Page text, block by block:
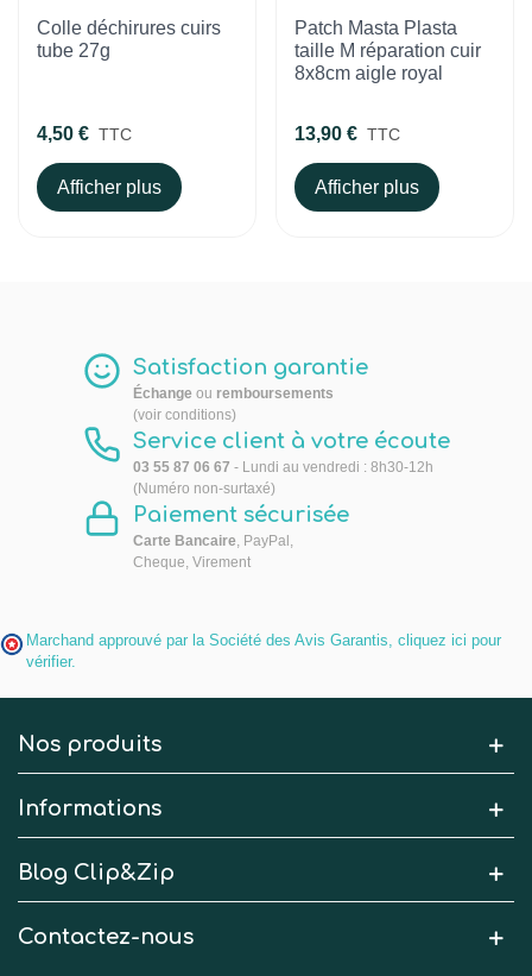
Colle déchirures cuirs
tube 27g
4,50 € TTC
Afficher plus
Patch Masta Plasta
taille M réparation cuir
8x8cm aigle royal
13,90 € TTC
Afficher plus
Satisfaction garantie
Échange ou remboursements
(voir conditions)
Service client à votre écoute
03 55 87 06 67 - Lundi au vendredi : 8h30-12h
(Numéro non-surtaxé)
Paiement sécurisée
Carte Bancaire, PayPal,
Cheque, Virement
Marchand approuvé par la Société des Avis Garantis, cliquez ici pour
vérifier.
Nos produits
Informations
Blog Clip&Zip
Contactez-nous